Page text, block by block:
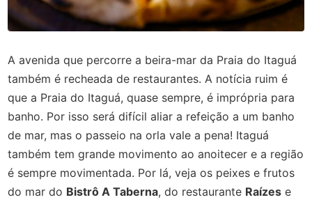
A avenida que percorre a beira-mar da Praia do Itaguá
também é recheada de restaurantes. A notícia ruim é
que a Praia do Itaguá, quase sempre, é imprópria para
banho. Por isso será difícil aliar a refeição a um banho
de mar, mas o passeio na orla vale a pena! Itaguá
também tem grande movimento ao anoitecer e a região
é sempre movimentada. Por lá, veja os peixes e frutos
do mar do Bistrô A Taberna, do restaurante Raízes e